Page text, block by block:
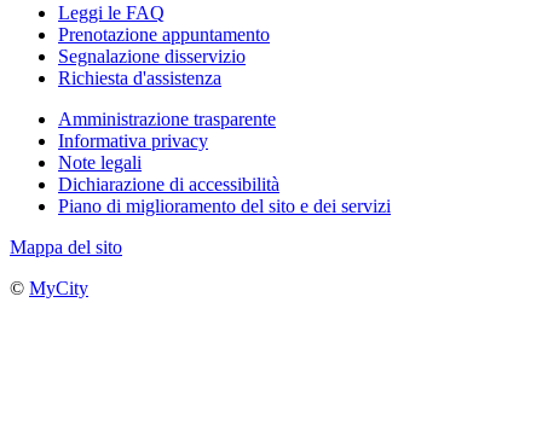
Leggi le FAQ
Prenotazione appuntamento
Segnalazione disservizio
Richiesta d'assistenza
Amministrazione trasparente
Informativa privacy
Note legali
Dichiarazione di accessibilità
Piano di miglioramento del sito e dei servizi
Mappa del sito
© MyCity